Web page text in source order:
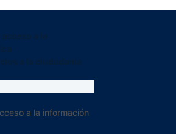
a la información